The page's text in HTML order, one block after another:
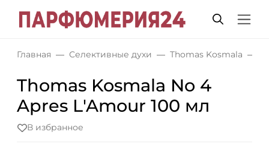
Главная Селективные духи Thomas Kosmala
Thomas Kosmala No 4
Apres L'Amour 100 мл
В избранное